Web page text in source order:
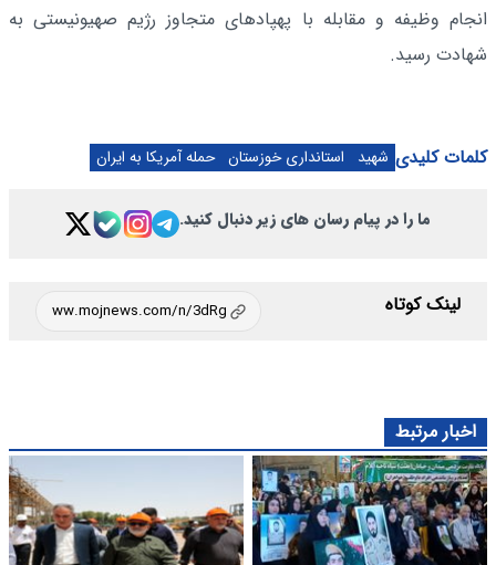
انجام وظیفه و مقابله با پهپادهای متجاوز رژیم صهیونیستی به
شهادت رسید.
کلمات کلیدی شهید استانداری خوزستان حمله آمریکا به ایران
ما را در پیام رسان های زیر دنبال کنید.
لینک کوتاه
اخبار مرتبط